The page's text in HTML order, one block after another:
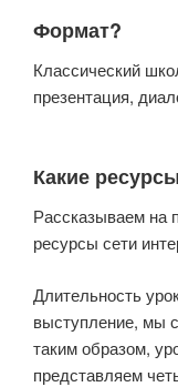
Формат?
Классический
презентация,
Какие
Рассказываем
ресурсы сети
Длительность
выступление, мы
таким образом,
представляем